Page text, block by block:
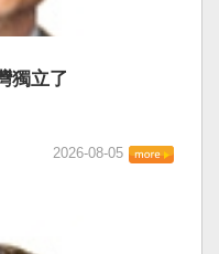
獨立了
2026-08-05